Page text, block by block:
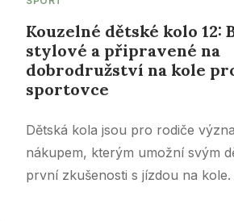
Kouzelné dětské kolo 12:
stylové a připravené na
dobrodružství na kole
sportovce
Dětská kola jsou pro rodiče
nákupem, kterým umožní svým
první zkušenosti s jízdou na kole.